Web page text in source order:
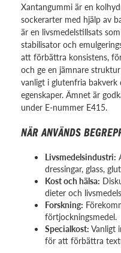
Xantangummi är en
sockerarter med hjälp av
är en livsmedelstillsats
stabilisator och
att förbättra konsistens,
och ge en jämnare
vanligt i glutenfria
egenskaper. Ämnet är
under E-nummer E415.
NÄR ANVÄNDS
Livsmedelsindustri:
dressingar, glass,
Kost och hälsa:
dieter och
Forskning:
förtjockningsmedel.
Specialkost: Vanligt
för att förbättra